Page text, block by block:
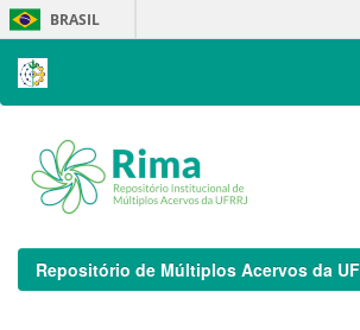
Skip
navigation
BRASIL
Repositório de Múltiplos Acervos da